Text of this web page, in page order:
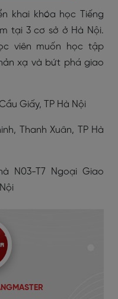
khai khóa học Tiếng
tại 3 cơ sở ở Hà Nội.
viên muốn học tập
xạ và bứt phá giao
Giấy, TP Hà Nội
Thanh Xuân, TP Hà
N03-T7 Ngoại Giao